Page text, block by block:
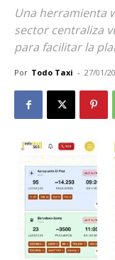
Una herramienta
sector centraliza
para facilitar la
Por Todo Taxi - 27/01/